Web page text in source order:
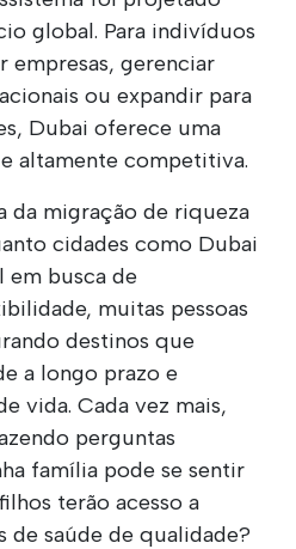
global. Para indivíduos
empresas, gerenciar
ou expandir para
Dubai oferece uma
altamente competitiva.
da migração de riqueza
cidades como Dubai
em busca de
muitas pessoas
destinos que
a longo prazo e
vida. Cada vez mais,
perguntas
família pode se sentir
terão acesso a
de saúde de qualidade?